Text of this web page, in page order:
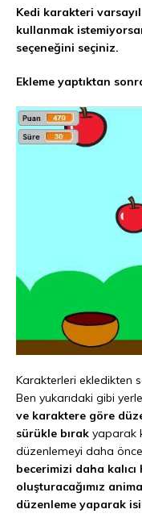
Kedi karakteri
kullanmak
seçeneğini seçiniz.
Ekleme yaptıktan
Karakterleri ekledikten
Ben yukarıdaki gibi
ve karaktere göre
sürükle bırak yaparak
düzenlemeyi daha
becerimizi daha
oluşturacağımız
düzenleme yaparak